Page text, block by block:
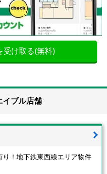
受け取る(無料)
イブル店舗
り！地下鉄東西線エリア物件